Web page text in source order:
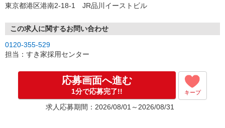
東京都港区港南2-18-1 JR品川イーストビル
この求人に関するお問い合わせ
0120-355-529
担当：すき家採用センター
応募画面へ進む
1分で応募完了!! キープ
求人応募期間：2026/08/01～2026/08/31